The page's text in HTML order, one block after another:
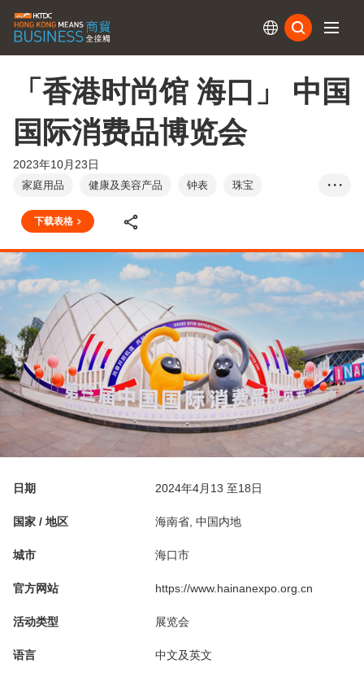
「香港时尚馆 海口」 中国
国际消费品博览会
2023年10月23日
家庭用品 健康及美容产品 钟表
珠宝
玩具及游戏
礼品及赠品
宠物及宠物用品
• • •
下载表格
日期 2024年4月13 至18日
国家 / 地区 海南省, 中国内地
城市 海口市
官方网站 https://www.hainanexpo.org.cn
活动类型 展览会
语言 中文及英文